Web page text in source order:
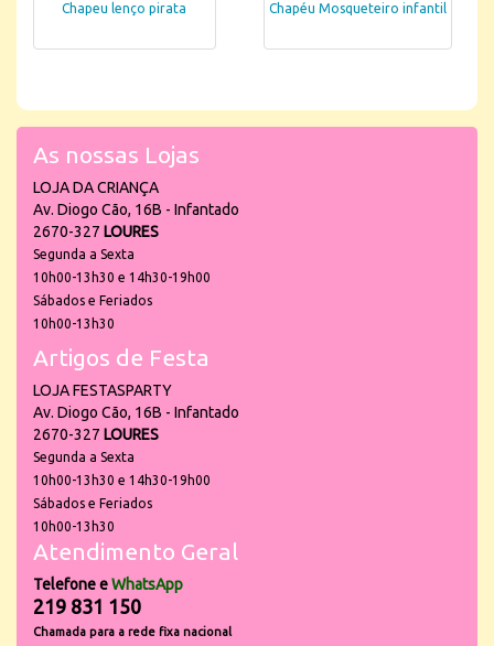
Chapeu lenço pirata Chapéu Mosqueteiro infantil
As nossas Lojas
LOJA DA CRIANÇA
Av. Diogo Cão, 16B - Infantado
2670-327 LOURES
Segunda a Sexta
10h00-13h30 e 14h30-19h00
Sábados e Feriados
10h00-13h30
Artigos de Festa
LOJA FESTASPARTY
Av. Diogo Cão, 16B - Infantado
2670-327 LOURES
Segunda a Sexta
10h00-13h30 e 14h30-19h00
Sábados e Feriados
10h00-13h30
Atendimento Geral
Telefone eWhatsApp
219 831 150
Chamada para a rede fixa nacional